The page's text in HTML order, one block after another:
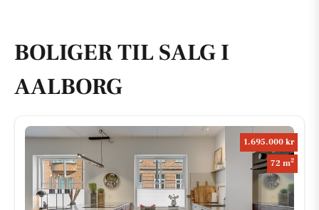
BOLIGER TIL SALG I
AALBORG
1.695.000 kr
72 m2